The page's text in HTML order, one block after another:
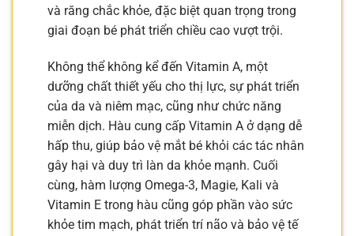
và răng chắc khỏe, đặc biệt quan trọng trong
giai đoạn bé phát triển chiều cao vượt trội.
Không thể không kể đến Vitamin A, một
dưỡng chất thiết yếu cho thị lực, sự phát triển
của da và niêm mạc, cũng như chức năng
miễn dịch. Hàu cung cấp Vitamin A ở dạng dễ
hấp thu, giúp bảo vệ mắt bé khỏi các tác nhân
gây hại và duy trì làn da khỏe mạnh. Cuối
cùng, hàm lượng Omega-3, Magie, Kali và
Vitamin E trong hàu cũng góp phần vào sức
khỏe tim mạch, phát triển trí não và bảo vệ tế